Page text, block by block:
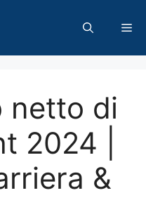
netto di
2024 |
&